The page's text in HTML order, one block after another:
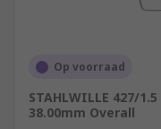
Op voorraad
STAHLWILLE 427/
38.00mm Overall